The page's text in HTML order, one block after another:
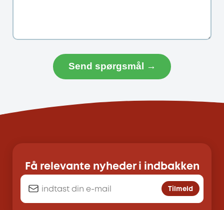
Send spørgsmål →
Få relevante nyheder i indbakken
Tilmeld